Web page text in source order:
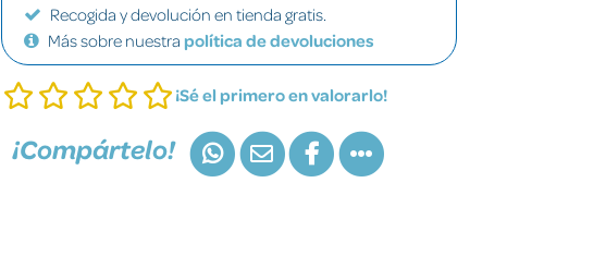
Recogida y devolución en tienda gratis.
Más sobre nuestra política de devoluciones
¡Sé el primero en valorarlo!
¡Compártelo!